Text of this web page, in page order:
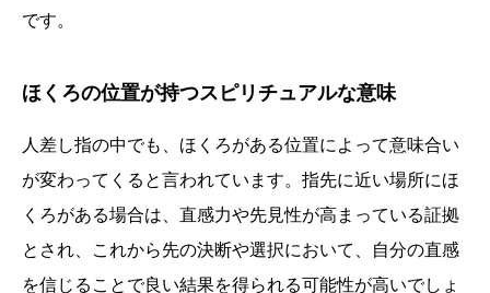
です。
ほくろの位置が持つスピリチュアルな意味
人差し指の中でも、ほくろがある位置によって意味合い
が変わってくると言われています。指先に近い場所にほ
くろがある場合は、直感力や先見性が高まっている証拠
とされ、これから先の決断や選択において、自分の直感
を信じることで良い結果を得られる可能性が高いでしょ